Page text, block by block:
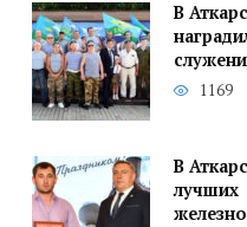
В
1169
В
лучших